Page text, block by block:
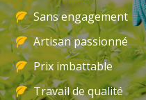
Sans engagement
Artisan passionné
Prix imbattable
Travail de qualité